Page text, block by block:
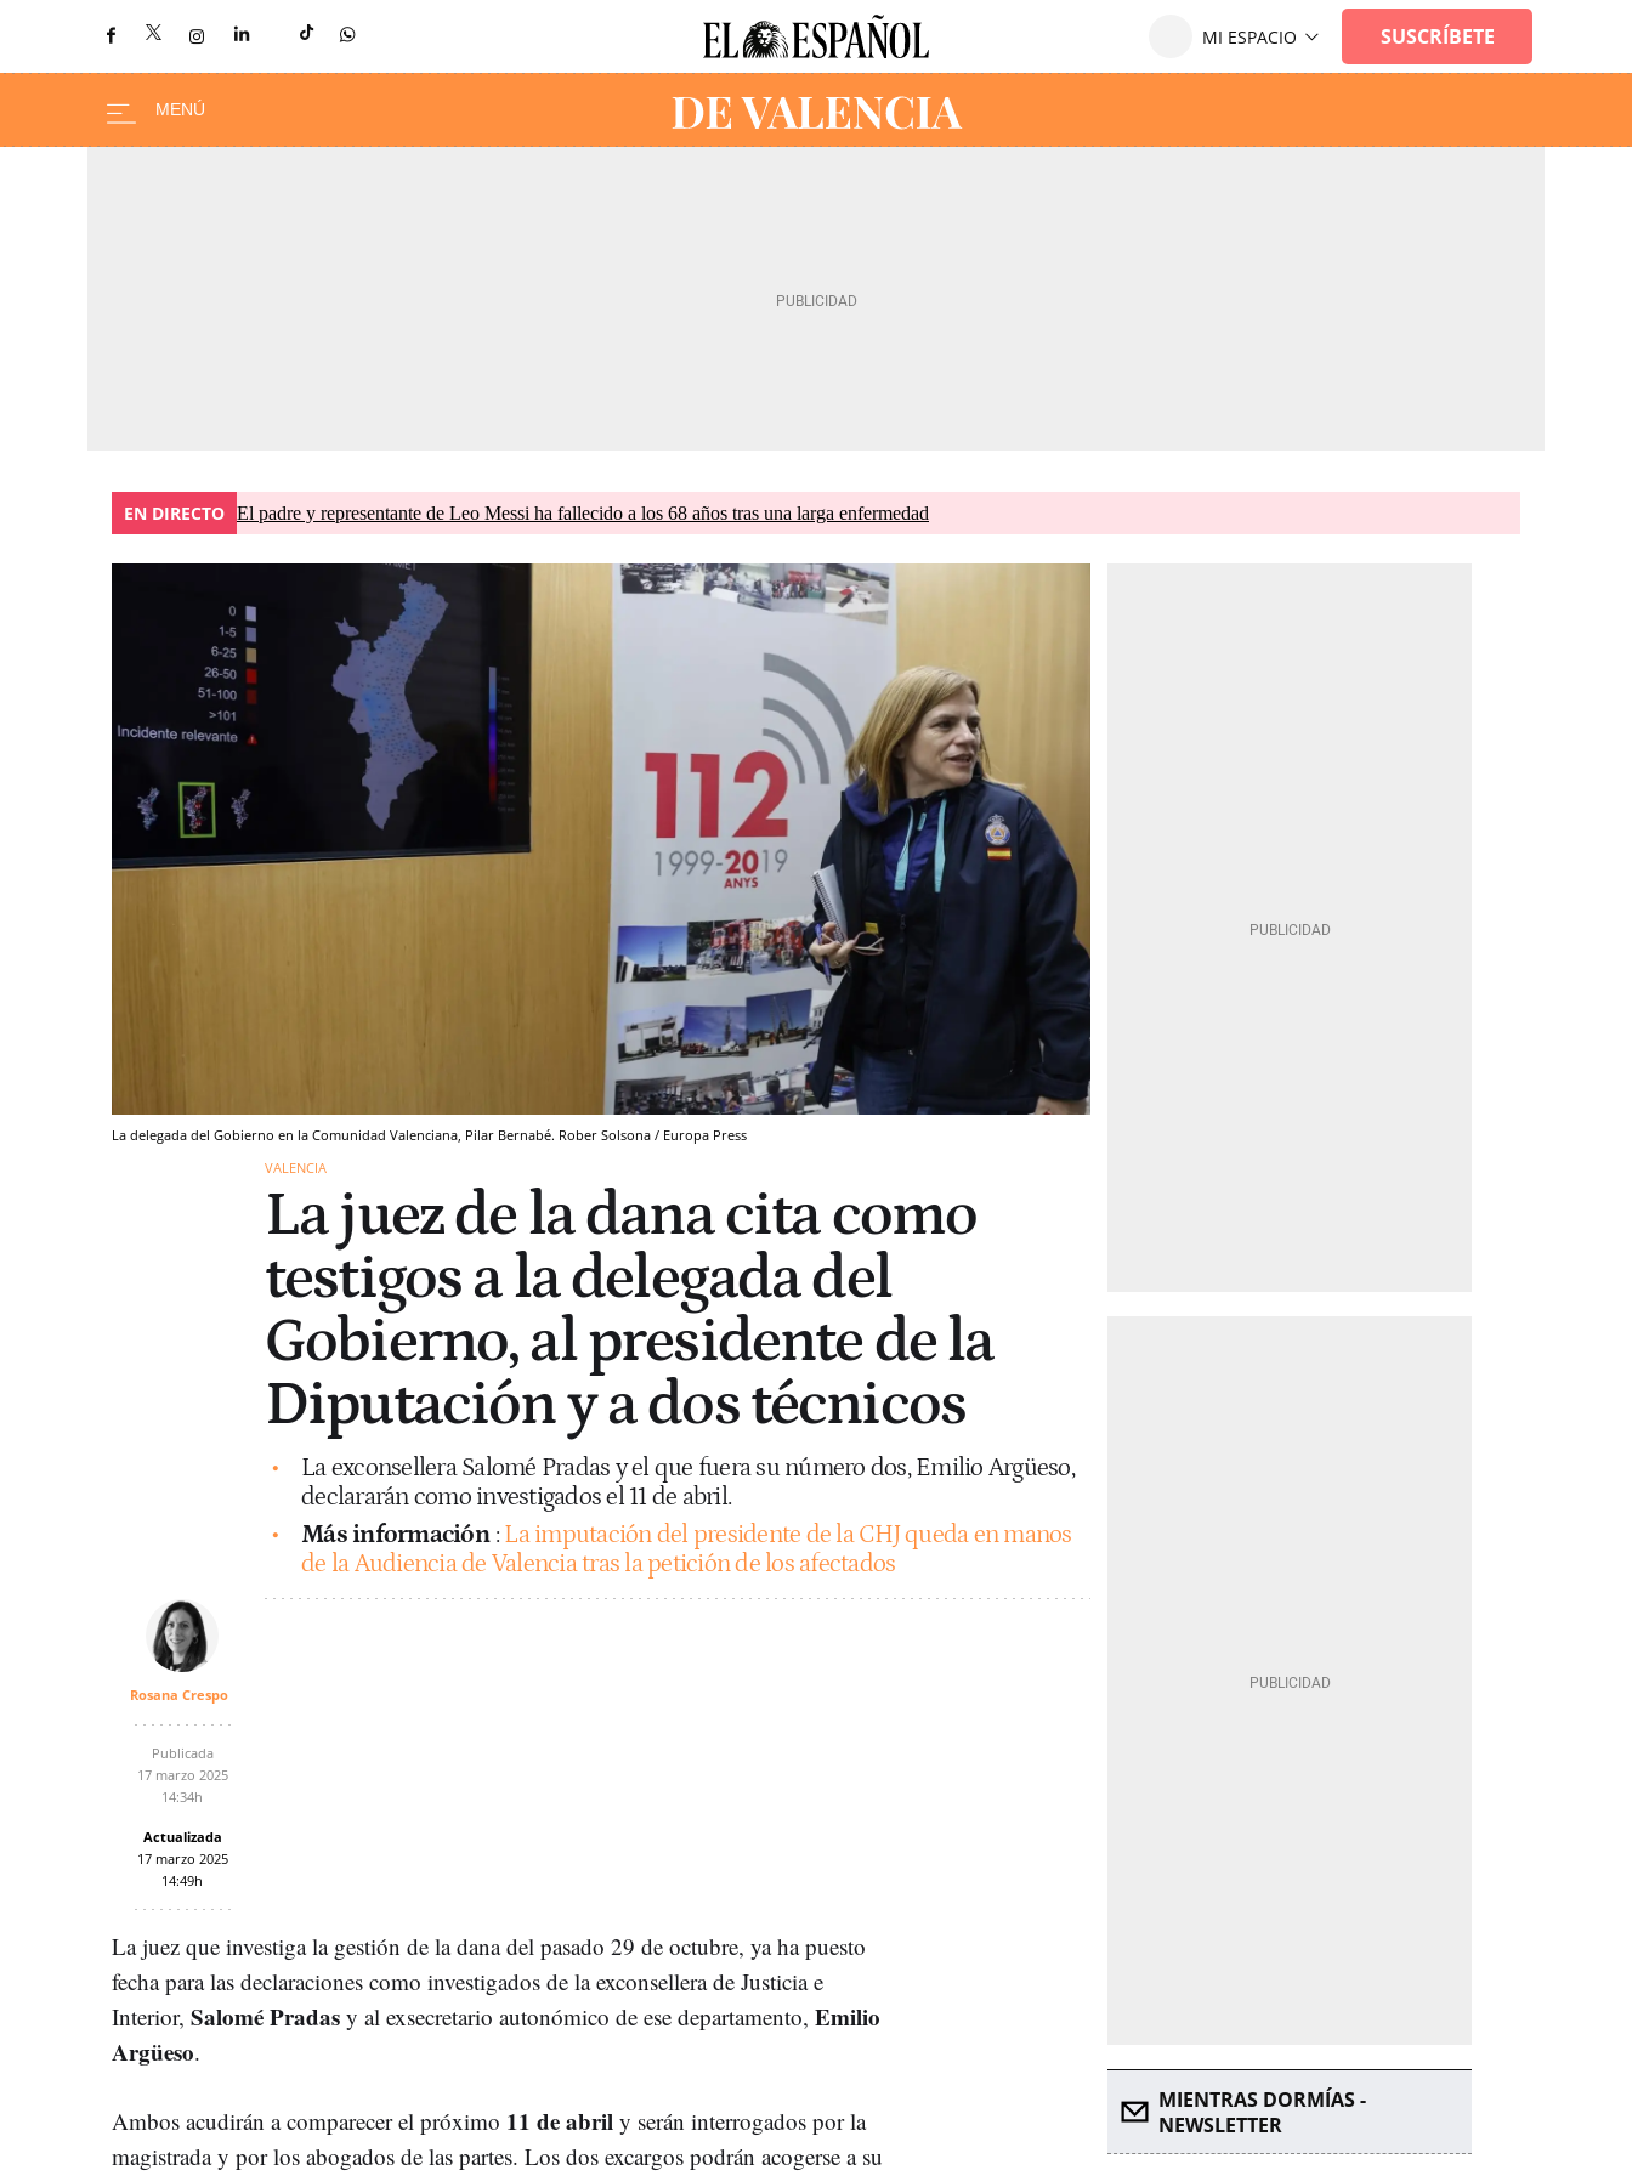
EN DIRECTO El padre y representante de Leo Messi ha fallecido a los 68 años tras una larga enfermedad
La delegada del Gobierno en la Comunidad Valenciana, Pilar Bernabé. Rober Solsona / Europa Press
VALENCIA
La juez de la dana cita como
testigos a la delegada del
Gobierno, al presidente de la
Diputación y a dos técnicos
La exconsellera Salomé Pradas y el que fuera su número dos, Emilio Argüeso,
declararán como investigados el 11 de abril.
Más información : La imputación del presidente de la CHJ queda en manos
de la Audiencia de Valencia tras la petición de los afectados
Rosana Crespo
Publicada
17 marzo 2025
14:34h
Actualizada
17 marzo 2025
14:49h
La juez que investiga la gestión de la dana del pasado 29 de octubre, ya ha puesto
fecha para las declaraciones como investigados de la exconsellera de Justicia e
Interior, Salomé Pradas y al exsecretario autonómico de ese departamento, Emilio
Argüeso.
Ambos acudirán a comparecer el próximo 11 de abril y serán interrogados por la
magistrada y por los abogados de las partes. Los dos excargos podrán acogerse a su
MIENTRAS DORMÍAS -
NEWSLETTER